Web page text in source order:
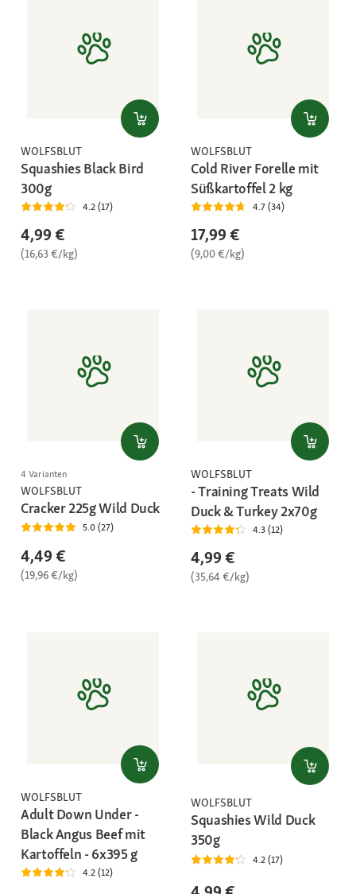
WOLFSBLUT
Squashies Black Bird
300g
4.2 (17)
4,99 €
(16,63 €/kg)
WOLFSBLUT
Cold River Forelle mit
Süßkartoffel 2 kg
4.7 (34)
17,99 €
(9,00 €/kg)
4 Varianten
WOLFSBLUT
Cracker 225g Wild Duck
5.0 (27)
4,49 €
(19,96 €/kg)
WOLFSBLUT
- Training Treats Wild
Duck & Turkey 2x70g
4.3 (12)
4,99 €
(35,64 €/kg)
WOLFSBLUT
Adult Down Under -
Black Angus Beef mit
Kartoffeln - 6x395 g
4.2 (12)
WOLFSBLUT
Squashies Wild Duck
350g
4.2 (17)